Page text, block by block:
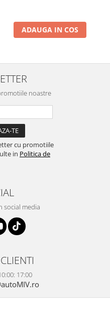
ADAUGA IN COS
noastre
cu promotiile
in Politica de
social media
17:00